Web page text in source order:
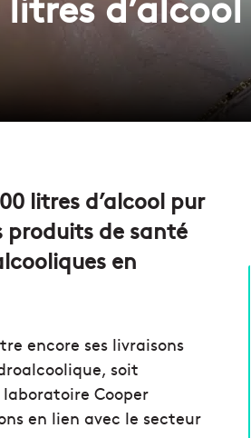
litres d’alcool pur
produits de santé
en
encore ses livraisons
soit
Cooper
en lien avec le secteur